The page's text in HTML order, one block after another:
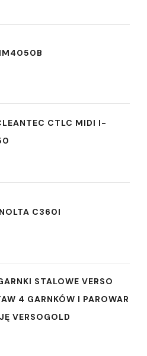
CTLC MIDI I-
C360I
STALOWE VERSO
4 GARNKÓW I PAROWAR
VERSOGOLD